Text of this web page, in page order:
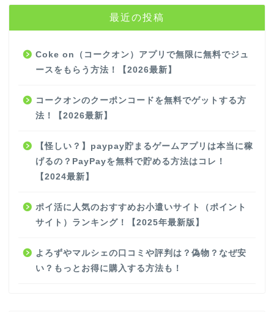
最近の投稿
Coke on（コークオン）アプリで無限に無料でジュ
ースをもらう方法！【2026最新】
コークオンのクーポンコードを無料でゲットする方
法！【2026最新】
【怪しい？】paypay貯まるゲームアプリは本当に稼
げるの？PayPayを無料で貯める方法はコレ！
【2024最新】
ポイ活に人気のおすすめお小遣いサイト（ポイント
サイト）ランキング！【2025年最新版】
よろずやマルシェの口コミや評判は？偽物？なぜ安
い？もっとお得に購入する方法も！